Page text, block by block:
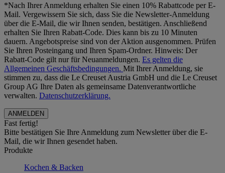
*Nach Ihrer Anmeldung erhalten Sie einen 10% Rabattcode per E-
Mail. Vergewissern Sie sich, dass Sie die Newsletter-Anmeldung
über die E-Mail, die wir Ihnen senden, bestätigen. Anschließend
erhalten Sie Ihren Rabatt-Code. Dies kann bis zu 10 Minuten
dauern. Angebotspreise sind von der Aktion ausgenommen. Prüfen
Sie Ihren Posteingang und Ihren Spam-Ordner. Hinweis: Der
Rabatt-Code gilt nur für Neuanmeldungen. Es gelten die
Allgemeinen Geschäftsbedingungen. Mit Ihrer Anmeldung, sie
stimmen zu, dass die Le Creuset Austria GmbH und die Le Creuset
Group AG Ihre Daten als gemeinsame Datenverantwortliche
verwalten. Datenschutzerklärung.
Fast fertig!
Bitte bestätigen Sie Ihre Anmeldung zum Newsletter über die E-
Mail, die wir Ihnen gesendet haben.
Produkte
Kochen & Backen